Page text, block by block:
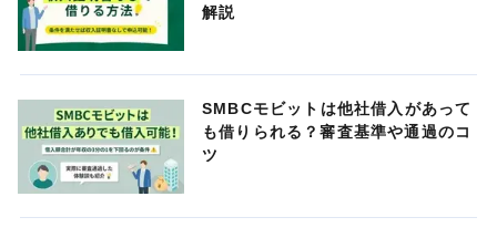
解説
SMBCモビットは他社借入があって
も借りられる？審査基準や通過のコ
ツ